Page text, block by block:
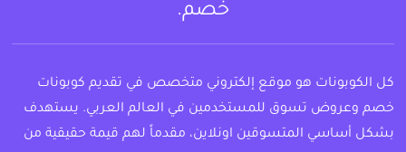
خصم.
كل الكوبونات هو موقع إلكتروني متخصص في تقديم كوبونات
خصم وعروض تسوق للمستخدمين في العالم العربي. يستهدف
بشكل أساسي المتسوقين اونلاين، مقدماً لهم قيمة حقيقية من